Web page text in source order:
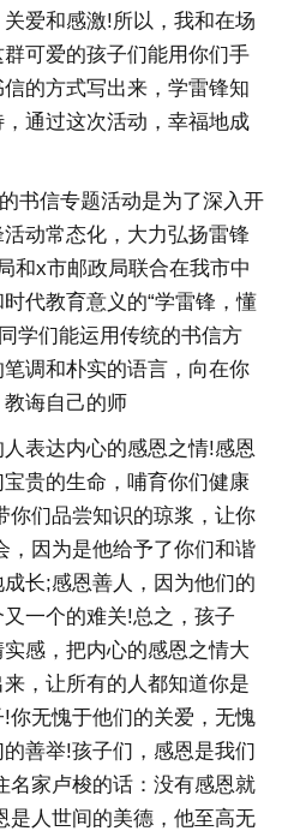
爱和感激!所以，我和在场
可爱的孩子们能用你们手
的方式写出来，学雷锋知
通过这次活动，幸福地成
信专题活动是为了深入开
动常态化，大力弘扬雷锋
和x市邮政局联合在我市中
代教育意义的“学雷锋，懂
学们能运用传统的书信方
调和朴实的语言，向在你
诲自己的师
表达内心的感恩之情!感恩
贵的生命，哺育你们健康
你们品尝知识的琼浆，让你
，因为是他给予了你们和谐
长;感恩善人，因为他们的
一个的难关!总之，孩子
感，把内心的感恩之情大
，让所有的人都知道你是
你无愧于他们的关爱，无愧
善举!孩子们，感恩是我们
名家卢梭的话：没有感恩就
是人世间的美德，他至高无